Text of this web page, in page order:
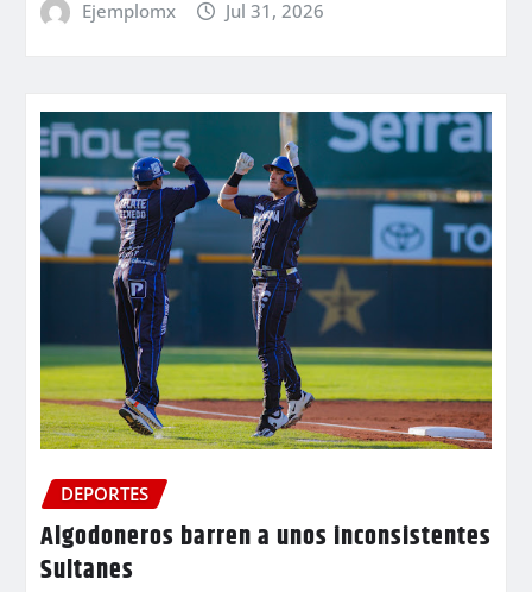
Ejemplomx Jul 31, 2026
DEPORTES
Algodoneros barren a unos inconsistentes
Sultanes